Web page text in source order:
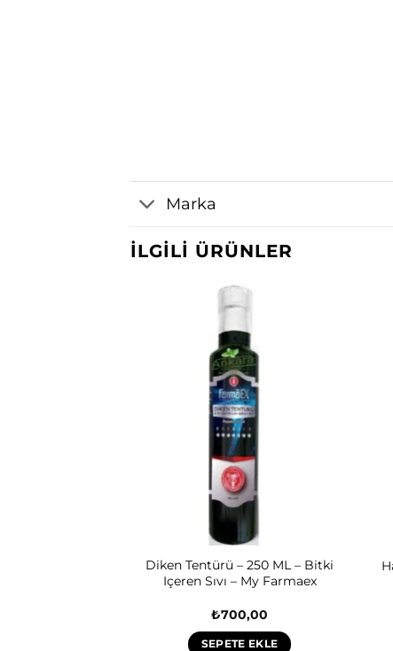
Marka
İLGILI ÜRÜNLER
Diken Tentürü – 250 ML – Bitki
Içeren Sıvı – My Farmaex
₺700,00
SEPETE EKLE